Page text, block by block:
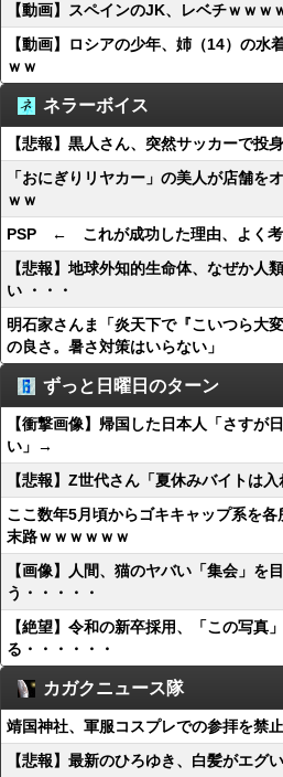
【動画】スペインのJK、レベチｗｗｗ
【動画】ロシアの少年、姉（14）の水
ｗｗ
ネラーボイス
【悲報】黒人さん、突然サッカーで投身
「おにぎりリヤカー」の美人が店舗を
ｗｗ
PSP ← これが成功した理由、よく考
【悲報】地球外知的生命体、なぜか人
い ・・・
明石家さんま「炎天下で『こいつら大
の良さ。暑さ対策はいらない」
ずっと日曜日のターン
【衝撃画像】帰国した日本人「さすが
い」→
【悲報】Z世代さん「夏休みバイトは
ここ数年5月頃からゴキキャップ系を
末路ｗｗｗｗｗｗ
【画像】人間、猫のヤバい「集会」を
う・・・・・
【絶望】令和の新卒採用、「この写真
る・・・・・・
カガクニュース隊
靖国神社、軍服コスプレでの参拝を禁
【悲報】最新のひろゆき、白髪がエグい